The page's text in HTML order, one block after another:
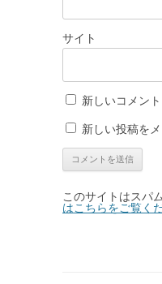
サイト
新しいコメン
新しい投稿を
このサイトはスパ
はこちらをご覧く